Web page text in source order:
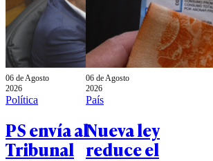
06 de Agosto
2026
Política
PS envía al
Tribunal
06 de Agosto
2026
País
Nueva ley
reduce el